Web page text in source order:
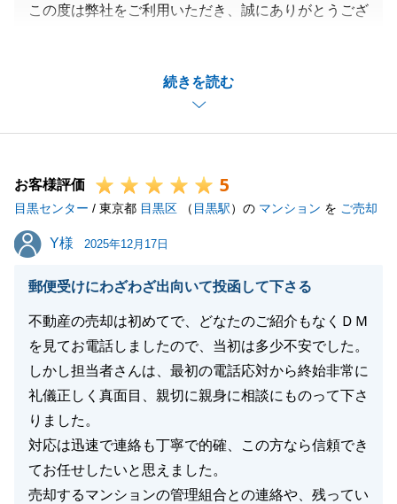
続きを読む
この度は弊社をご利用いただき、誠にありがとうござ
無事に取引が完了出来たのもY様と二人三脚で進めて
いけたからだと感じております。
取引自体は完了致しましたが、今後とも変わらぬお付
引き続きよろしくお願いいたします。
お客様評価 5
目黒センター / 東京都 目黒区 （ 目黒駅）の マンション を ご売却
Y様
Y様 2025年12月17日
郵便受けにわざわざ出向いて投函して下さる
不動産の売却は初めてで、どなたのご紹介もなくＤＭ
を見てお電話しましたので、当初は多少不安でした。
しかし担当者さんは、最初の電話応対から終始非常に
礼儀正しく真面目、親切に親身に相談にものって下さ
りました。
対応は迅速で連絡も丁寧で的確、この方なら信頼でき
てお任せしたいと思えました。
売却するマンションの管理組合との連絡や、残ってい